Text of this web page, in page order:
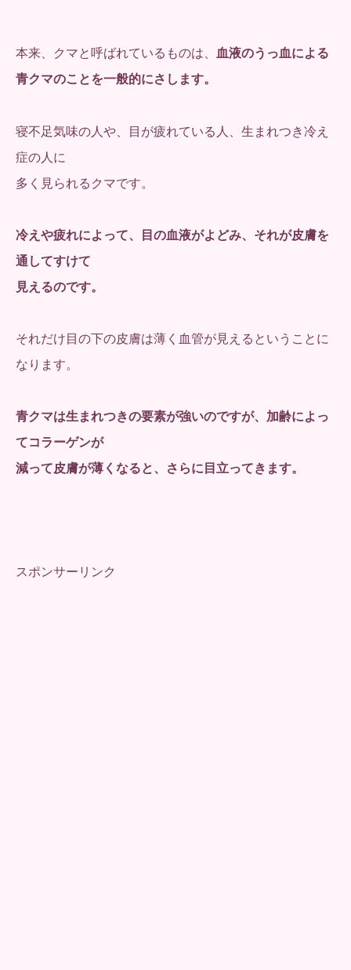
本来、クマと呼ばれているものは、 血液のうっ血による
青クマのことを一般的にさします。
寝不足気味の人や、目が疲れている人、生まれつき冷え
症の人に
多く見られるクマです。
冷えや疲れによって、目の血液がよどみ、それが皮膚を
通してすけて
見えるのです。
それだけ目の下の皮膚は薄く血管が見えるということに
なります。
青クマは生まれつきの要素が強いのですが、加齢によっ
てコラーゲンが
減って皮膚が薄くなると、さらに目立ってきます。
スポンサーリンク